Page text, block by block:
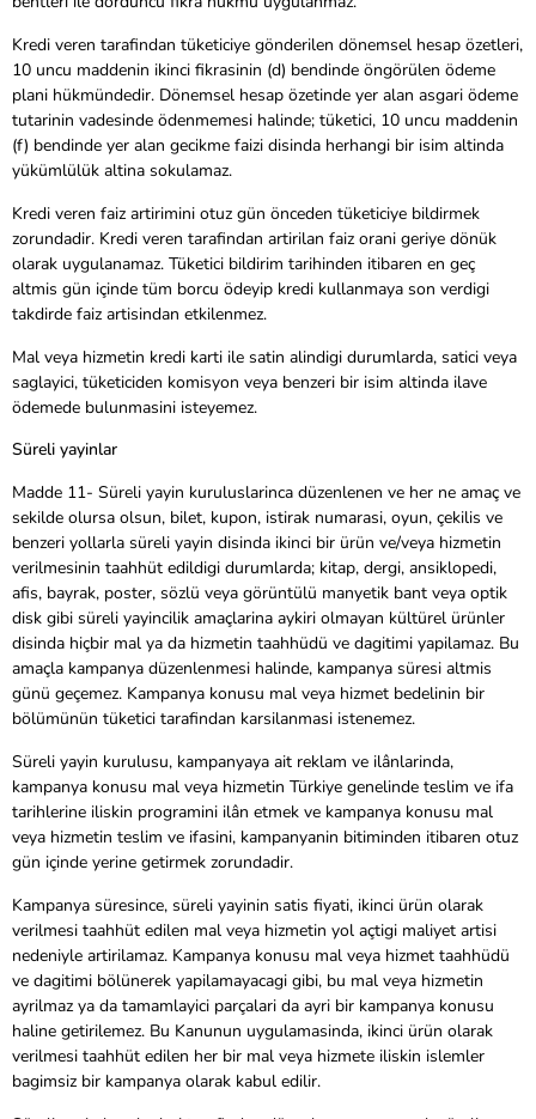
Kredi veren tarafindan tüketiciye gönderilen dönemsel hesap özetleri,
10 uncu maddenin ikinci fikrasinin (d) bendinde öngörülen ödeme
plani hükmündedir. Dönemsel hesap özetinde yer alan asgari ödeme
tutarinin vadesinde ödenmemesi halinde; tüketici, 10 uncu maddenin
(f) bendinde yer alan gecikme faizi disinda herhangi bir isim altinda
yükümlülük altina sokulamaz.
Kredi veren faiz artirimini otuz gün önceden tüketiciye bildirmek
zorundadir. Kredi veren tarafindan artirilan faiz orani geriye dönük
olarak uygulanamaz. Tüketici bildirim tarihinden itibaren en geç
altmis gün içinde tüm borcu ödeyip kredi kullanmaya son verdigi
takdirde faiz artisindan etkilenmez.
Mal veya hizmetin kredi karti ile satin alindigi durumlarda, satici veya
saglayici, tüketiciden komisyon veya benzeri bir isim altinda ilave
ödemede bulunmasini isteyemez.
Süreli yayinlar
Madde 11- Süreli yayin kuruluslarinca düzenlenen ve her ne amaç ve
sekilde olursa olsun, bilet, kupon, istirak numarasi, oyun, çekilis ve
benzeri yollarla süreli yayin disinda ikinci bir ürün ve/veya hizmetin
verilmesinin taahhüt edildigi durumlarda; kitap, dergi, ansiklopedi,
afis, bayrak, poster, sözlü veya görüntülü manyetik bant veya optik
disk gibi süreli yayincilik amaçlarina aykiri olmayan kültürel ürünler
disinda hiçbir mal ya da hizmetin taahhüdü ve dagitimi yapilamaz. Bu
amaçla kampanya düzenlenmesi halinde, kampanya süresi altmis
günü geçemez. Kampanya konusu mal veya hizmet bedelinin bir
bölümünün tüketici tarafindan karsilanmasi istenemez.
Süreli yayin kurulusu, kampanyaya ait reklam ve ilânlarinda,
kampanya konusu mal veya hizmetin Türkiye genelinde teslim ve ifa
tarihlerine iliskin programini ilân etmek ve kampanya konusu mal
veya hizmetin teslim ve ifasini, kampanyanin bitiminden itibaren otuz
gün içinde yerine getirmek zorundadir.
Kampanya süresince, süreli yayinin satis fiyati, ikinci ürün olarak
verilmesi taahhüt edilen mal veya hizmetin yol açtigi maliyet artisi
nedeniyle artirilamaz. Kampanya konusu mal veya hizmet taahhüdü
ve dagitimi bölünerek yapilamayacagi gibi, bu mal veya hizmetin
ayrilmaz ya da tamamlayici parçalari da ayri bir kampanya konusu
haline getirilemez. Bu Kanunun uygulamasinda, ikinci ürün olarak
verilmesi taahhüt edilen her bir mal veya hizmete iliskin islemler
bagimsiz bir kampanya olarak kabul edilir.